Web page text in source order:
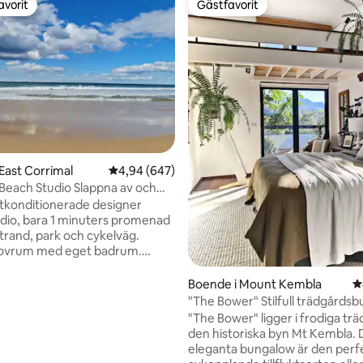
betyg, 174 omdömen
Corrimal 4,94 av 5 i genomsnittligt betyg, 647
4,94 (647)
Slappna av och
strandstil
designer
bara 1 minuters promenad
park och cykelväg.
med eget badrum.
Gästfavorit
Gästfavorit
Boende i Mount Kembla
"The Bower" Stilfull
Mount Kembla
"The Bower" ligger i frodiga
den historiska byn Mt Kembla.
eleganta bungalow är den